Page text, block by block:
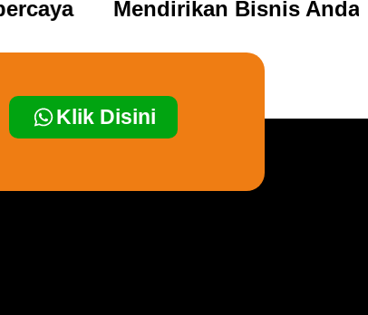
Mendirikan Bisnis Anda
Klik Disini